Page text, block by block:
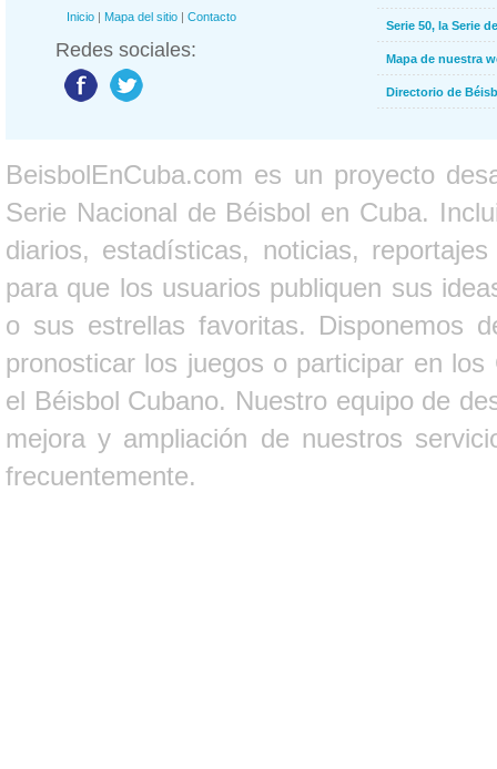
Inicio | Mapa del sitio | Contacto
Redes sociales:
Serie 50, la Serie
Mapa de nuestra
Directorio de
BeisbolEnCuba.com es un proyecto
Serie Nacional de Béisbol en Cuba.
diarios, estadísticas, noticias,
para que los usuarios publiquen sus
o sus estrellas favoritas. Disponemos
pronosticar los juegos o participar en
el Béisbol Cubano. Nuestro equipo de
mejora y ampliación de nuestros
frecuentemente.